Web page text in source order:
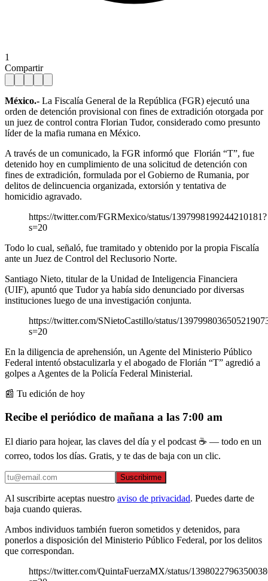
1
Compartir
México.- La Fiscalía General de la República (FGR) ejecutó una
orden de detención provisional con fines de extradición otorgada por
un juez de control contra Florian Tudor, considerado como presunto
líder de la mafia rumana en México.
A través de un comunicado, la FGR informó que Florián “T”, fue
detenido hoy en cumplimiento de una solicitud de detención con
fines de extradición, formulada por el Gobierno de Rumania, por
delitos de delincuencia organizada, extorsión y tentativa de
homicidio agravado.
https://twitter.com/FGRMexico/status/1397998199244210181?
s=20
Todo lo cual, señaló, fue tramitado y obtenido por la propia Fiscalía
ante un Juez de Control del Reclusorio Norte.
Santiago Nieto, titular de la Unidad de Inteligencia Financiera
(UIF), apuntó que Tudor ya había sido denunciado por diversas
instituciones luego de una investigación conjunta.
https://twitter.com/SNietoCastillo/status/
s=20
En la diligencia de aprehensión, un Agente del Ministerio Público
Federal intentó obstaculizarla y el abogado de Florián “T” agredió a
golpes a Agentes de la Policía Federal Ministerial.
📰 Tu edición de hoy
Recibe el periódico de mañana a las 7:00 am
El diario para hojear, las claves del día y el podcast ☕ — todo en un
correo, todos los días. Gratis, y te das de baja con un clic.
Suscribirme
Al suscribirte aceptas nuestro aviso de privacidad. Puedes darte de
baja cuando quieras.
Ambos individuos también fueron sometidos y detenidos, para
ponerlos a disposición del Ministerio Público Federal, por los delitos
que correspondan.
https://twitter.com/QuintaFuerzaMX/status/